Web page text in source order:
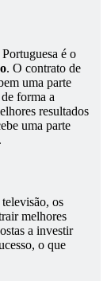
é o
. O contrato de
uma parte
forma a
resultados
uma parte
os
melhores
a investir
o que